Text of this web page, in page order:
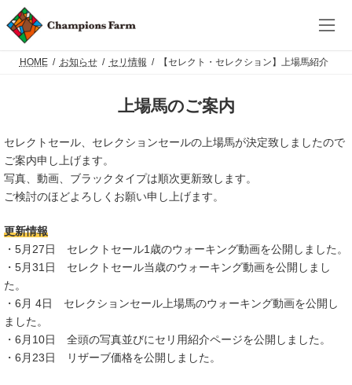
ン
ビ
HOME お知らせ セリ情報 【セレクト・セレクション】上場馬紹介
上場馬のご案内
セレクトセール、セレクションセールの上場馬が決定致しましたので
ご案内申し上げます。
写真、動画、ブラックタイプは順次更新致します。
ご検討のほどよろしくお願い申し上げます。
更新情報
・5月27日 セレクトセール1歳のウォーキング動画を公開しました。
・5月31日 セレクトセール当歳のウォーキング動画を公開しまし
た。
・6月 4日 セレクションセール上場馬のウォーキング動画を公開し
ました。
・6月10日 全頭の写真並びにセリ用紹介ページを公開しました。
・6月23日 リザーブ価格を公開しました。